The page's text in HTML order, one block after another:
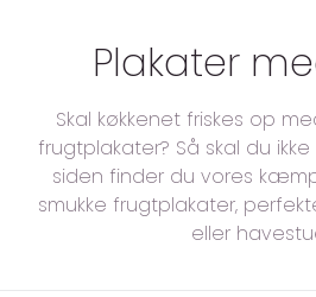
K
o
l
l
Plakater
Skal køkkenet friskes op
frugtplakater? Så skal du
siden finder du vores
smukke frugtplakater,
eller